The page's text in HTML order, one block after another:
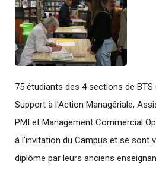
75 étudiants des 4 sections de
Support à l'Action Managériale,
PMI et Management Commercial
à l'invitation du Campus et se sont
diplôme par leurs anciens